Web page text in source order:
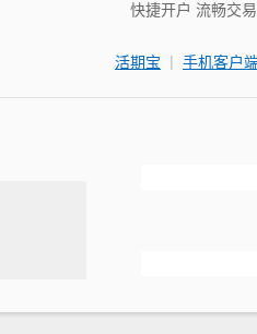
快捷开户 流畅交易
活期宝 | 手机客户